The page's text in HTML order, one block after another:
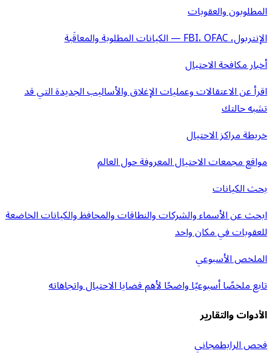
المطلوبون والعقوبات
الإنتربول، FBI، OFAC — الكيانات المطلوبة والمعاقَبة
أخبار مكافحة الاحتيال
اقرأ عن الاعتقالات وعمليات الإغلاق والأساليب الجديدة التي قد
تشبه حالتك
خريطة مراكز الاحتيال
مواقع مجمعات الاحتيال المعروفة حول العالم
بحث الكيانات
ابحث عن الأسماء والشركات والنطاقات والمحافظ والكيانات الخاضعة
للعقوبات في مكان واحد
الملخص الأسبوعي
تابع ملخصًا أسبوعيًا واضحًا لأهم قضايا الاحتيال واتجاهاته
الأدوات والتقارير
فحص الرابطمجاني